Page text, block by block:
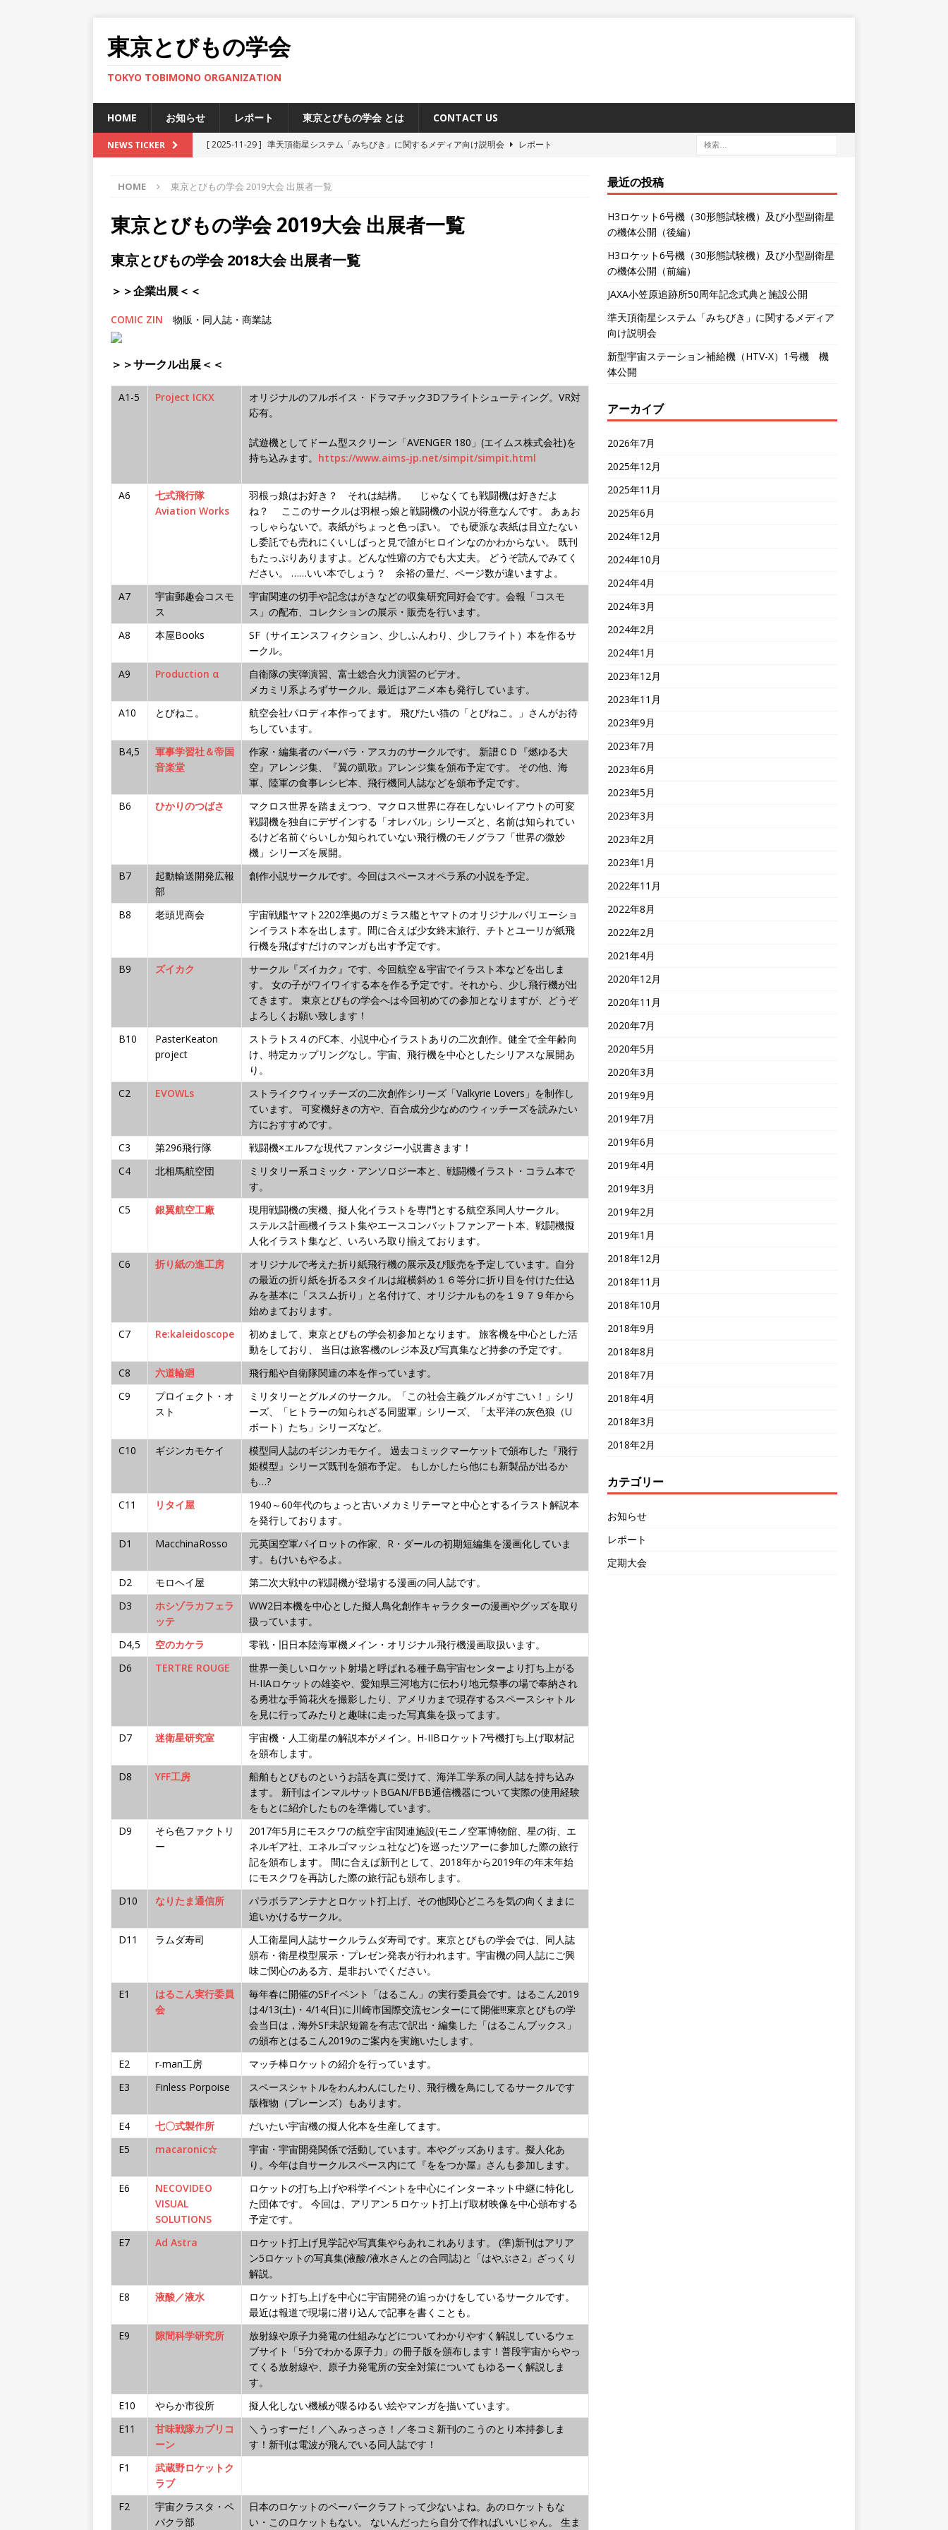
東京とびもの学会
TOKYO TOBIMONO ORGANIZATION
HOME お知らせ レポート 東京とびもの学会 とは CONTACT US
NEWS TICKER [ 2025-11-29 ] 準天頂衛星システム「みちびき」に関するメディア向け説明会
レポート
[ 2026-07-30 ] H3ロケット6号機（30形態試験機）及び小型副衛星の機体公開（後編）
ト
HOME 東京とびもの学会 2019大会 出展者一覧
東京とびもの学会 2019大会 出展者一覧
東京とびもの学会 2018大会 出展者一覧
＞＞企業出展＜＜
COMIC ZIN 物販・同人誌・商業誌
＞＞サークル出展＜＜
A1-5 Project ICKX
オリジナルのフルボイス・ドラマチック3Dフライトシューティング。VR対
応有。
試遊機としてドーム型スクリーン「AVENGER 180」(エイムス株式会社)を
持ち込みます。 https://www.aims-jp.net/simpit/simpit.html
A6
七式飛行隊
Aviation Works
羽根っ娘はお好き？ それは結構。 じゃなくても戦闘機は好きだよ
ね？ ここのサークルは羽根っ娘と戦闘機の小説が得意なんです。 あぁお
っしゃらないで。表紙がちょっと色っぽい。 でも硬派な表紙は目立たない
し委託でも売れにくいしぱっと見で誰がヒロインなのかわからない。 既刊
もたっぷりありますよ。どんな性癖の方でも大丈夫。 どうぞ読んでみてく
ださい。 ……いい本でしょう？ 余裕の量だ、ページ数が違いますよ。
A7
宇宙郵趣会コスモ
ス
宇宙関連の切手や記念はがきなどの収集研究同好会です。会報「コスモ
ス」の配布、コレクションの展示・販売を行います。
A8
本屋Books
SF（サイエンスフィクション、少しふんわり、少しフライト）本を作るサ
ークル。
A9
Production α
自衛隊の実弾演習、富士総合火力演習のビデオ。
メカミリ系よろずサークル、最近はアニメ本も発行しています。
A10
とびねこ。
航空会社パロディ本作ってます。 飛びたい猫の「とびねこ。」さんがお待
ちしています。
B4,5
軍事学習社＆帝国
音楽堂
作家・編集者のバーバラ・アスカのサークルです。 新譜ＣＤ『燃ゆる大
空』アレンジ集、『翼の凱歌』アレンジ集を頒布予定です。 その他、海
軍、陸軍の食事レシピ本、飛行機同人誌などを頒布予定です。
B6
ひかりのつばさ
マクロス世界を踏まえつつ、マクロス世界に存在しないレイアウトの可変
戦闘機を独自にデザインする「オレバル」シリーズと、名前は知られてい
るけど名前ぐらいしか知られていない飛行機のモノグラフ「世界の微妙
機」シリーズを展開。
B7
起動輸送開発広報
部
創作小説サークルです。今回はスペースオペラ系の小説を予定。
B8 老頭児商会
宇宙戦艦ヤマト2202準拠のガミラス艦とヤマトのオリジナルバリエーショ
ンイラスト本を出します。間に合えば少女終末旅行、チトとユーリが紙飛
行機を飛ばすだけのマンガも出す予定です。
B9
ズイカク
サークル『ズイカク』です、今回航空＆宇宙でイラスト本などを出しま
す。 女の子がワイワイする本を作る予定です。それから、少し飛行機が出
てきます。 東京とびもの学会へは今回初めての参加となりますが、どうぞ
よろしくお願い致します！
B10
PasterKeaton
project
ストラトス４のFC本、小説中心イラストありの二次創作。健全で全年齢向
け、特定カップリングなし。宇宙、飛行機を中心としたシリアスな展開あ
り。
C2
EVOWLs
ストライクウィッチーズの二次創作シリーズ「Valkyrie Lovers」を制作し
ています。 可変機好きの方や、百合成分少なめのウィッチーズを読みたい
方におすすめです。
C3
第296飛行隊
戦闘機×エルフな現代ファンタジー小説書きます！
C4
北相馬航空団
ミリタリー系コミック・アンソロジー本と、戦闘機イラスト・コラム本で
す。
C5
銀翼航空工廠
現用戦闘機の実機、擬人化イラストを専門とする航空系同人サークル。
ステルス計画機イラスト集やエースコンバットファンアート本、戦闘機擬
人化イラスト集など、いろいろ取り揃えております。
C6
折り紙の進工房
オリジナルで考えた折り紙飛行機の展示及び販売を予定しています。自分
の最近の折り紙を折るスタイルは縦横斜め１６等分に折り目を付けた仕込
みを基本に「ススム折り」と名付けて、オリジナルものを１９７９年から
始めまております。
C7
Re:kaleidoscope
初めまして、東京とびもの学会初参加となります。 旅客機を中心とした活
動をしており、 当日は旅客機のレジ本及び写真集など持参の予定です。
C8
六道輪廻
飛行船や自衛隊関連の本を作っています。
C9
プロイェクト・オ
スト
ミリタリーとグルメのサークル。「この社会主義グルメがすごい！」シリ
ーズ、「ヒトラーの知られざる同盟軍」シリーズ、「太平洋の灰色狼（U
ボート）たち」シリーズなど。
C10
ギジンカモケイ
模型同人誌のギジンカモケイ。 過去コミックマーケットで頒布した『飛行
姫模型』シリーズ既刊を頒布予定。 もしかしたら他にも新製品が出るか
も…?
C11
リタイ屋
1940～60年代のちょっと古いメカミリテーマと中心とするイラスト解説本
を発行しております。
D1
MacchinaRosso
元英国空軍パイロットの作家、R・ダールの初期短編集を漫画化していま
す。もけいもやるよ。
D2
モロヘイ屋
第二次大戦中の戦闘機が登場する漫画の同人誌です。
D3
ホシゾラカフェラ
ッテ
WW2日本機を中心とした擬人鳥化創作キャラクターの漫画やグッズを取り
扱っています。
D4,5
空のカケラ
零戦・旧日本陸海軍機メイン・オリジナル飛行機漫画取扱います。
D6
TERTRE ROUGE
世界一美しいロケット射場と呼ばれる種子島宇宙センターより打ち上がる
H-IIAロケットの雄姿や、愛知県三河地方に伝わり地元祭事の場で奉納され
る勇壮な手筒花火を撮影したり、アメリカまで現存するスペースシャトル
を見に行ってみたりと趣味に走った写真集を扱ってます。
D7
迷衛星研究室
宇宙機・人工衛星の解説本がメイン。H-IIBロケット7号機打ち上げ取材記
を頒布します。
D8
YFF工房
船舶もとびものというお話を真に受けて、海洋工学系の同人誌を持ち込み
ます。 新刊はインマルサットBGAN/FBB通信機器について実際の使用経験
をもとに紹介したものを準備しています。
D9
そら色ファクトリ
ー
2017年5月にモスクワの航空宇宙関連施設(モニノ空軍博物館、星の街、エ
ネルギア社、エネルゴマッシュ社など)を巡ったツアーに参加した際の旅行
記を頒布します。 間に合えば新刊として、2018年から2019年の年末年始
にモスクワを再訪した際の旅行記も頒布します。
D10
なりたま通信所
パラボラアンテナとロケット打上げ、その他関心どころを気の向くままに
追いかけるサークル。
D11
ラムダ寿司
人工衛星同人誌サークルラムダ寿司です。東京とびもの学会では、同人誌
頒布・衛星模型展示・プレゼン発表が行われます。宇宙機の同人誌にご興
味ご関心のある方、是非おいでください。
E1
はるこん実行委員
会
毎年春に開催のSFイベント「はるこん」の実行委員会です。はるこん2019
は4/13(土)・4/14(日)に川崎市国際交流センターにて開催!!!東京とびもの学
会当日は，海外SF未訳短篇を有志で訳出・編集した「はるこんブックス」
の頒布とはるこん2019のご案内を実施いたします。
E2
r-man工房
マッチ棒ロケットの紹介を行っています。
E3
Finless Porpoise
スペースシャトルをわんわんにしたり、飛行機を鳥にしてるサークルです
版権物（プレーンズ）もあります。
E4
七〇式製作所
だいたい宇宙機の擬人化本を生産してます。
E5
macaronic☆
宇宙・宇宙開発関係で活動しています。本やグッズあります。擬人化あ
り。今年は自サークルスペース内にて『ををつか屋』さんも参加します。
E6
NECOVIDEO
VISUAL
SOLUTIONS
ロケットの打ち上げや科学イベントを中心にインターネット中継に特化し
た団体です。 今回は、アリアン５ロケット打上げ取材映像を中心頒布する
予定です。
E7
Ad Astra
ロケット打上げ見学記や写真集やらあれこれあります。 (準)新刊はアリア
ン5ロケットの写真集(液酸/液水さんとの合同誌)と「はやぶさ2」ざっくり
解説。
E8
液酸／液水
ロケット打ち上げを中心に宇宙開発の追っかけをしているサークルです。
最近は報道で現場に潜り込んで記事を書くことも。
E9
隙間科学研究所
放射線や原子力発電の仕組みなどについてわかりやすく解説しているウェ
ブサイト「5分でわかる原子力」の冊子版を頒布します！普段宇宙からやっ
てくる放射線や、原子力発電所の安全対策についてもゆるーく解説しま
す。
E10
やらか市役所
擬人化しない機械が喋るゆるい絵やマンガを描いています。
E11
甘味戦隊カプリコ
ーン
＼うっすーだ！／＼みっさっさ！／冬コミ新刊のこうのとり本持参しま
す！新刊は電波が飛んでいる同人誌です！
F1
武蔵野ロケットク
ラブ
F2
宇宙クラスタ・ペ
パクラ部
日本のロケットのペーパークラフトって少ないよね。あのロケットもな
い・このロケットもない。 ないんだったら自分で作ればいいじゃん。 生ま
最近の投稿
H3ロケット6号機（30形態試験機）及び小型副衛星
の機体公開（後編）
H3ロケット6号機（30形態試験機）及び小型副衛星
の機体公開（前編）
JAXA小笠原追跡所50周年記念式典と施設公開
準天頂衛星システム「みちびき」に関するメディア
向け説明会
新型宇宙ステーション補給機（HTV-X）1号機 機
体公開
アーカイブ
2026年7月
2025年12月
2025年11月
2025年6月
2024年12月
2024年10月
2024年4月
2024年3月
2024年2月
2024年1月
2023年12月
2023年11月
2023年9月
2023年7月
2023年6月
2023年5月
2023年3月
2023年2月
2023年1月
2022年11月
2022年8月
2022年2月
2021年4月
2020年12月
2020年11月
2020年7月
2020年5月
2020年3月
2019年9月
2019年7月
2019年6月
2019年4月
2019年3月
2019年2月
2019年1月
2018年12月
2018年11月
2018年10月
2018年9月
2018年8月
2018年7月
2018年4月
2018年3月
2018年2月
カテゴリー
お知らせ
レポート
定期大会